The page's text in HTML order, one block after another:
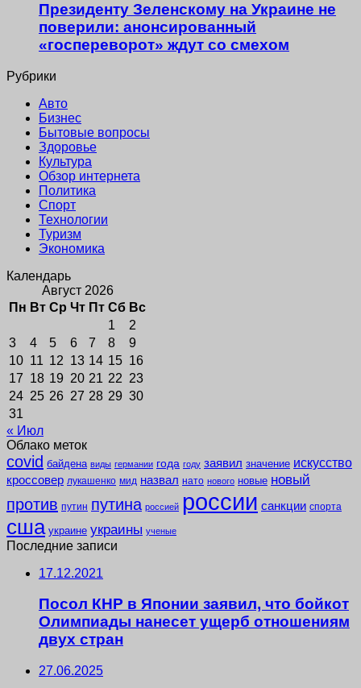
Президенту Зеленскому на Украине не
поверили: анонсированный
«госпереворот» ждут со смехом
Рубрики
Авто
Бизнес
Бытовые вопросы
Здоровье
Культура
Обзор интернета
Политика
Спорт
Технологии
Туризм
Экономика
Календарь
Август 2026
Пн Вт Ср Чт Пт Сб Вс
1
2
3
4 5 6 7 8
9
10 11 12 13 14 15 16
17 18 19 20 21 22 23
24 25 26 27 28 29 30
31
« Июл
Облако меток
covid байдена виды германии года году заявил значение искусство
кроссовер лукашенко мид назвал нато нового новые новый
против путин путина россией россии санкции спорта
сша украине украины ученые
Последние записи
17.12.2021
Посол КНР в Японии заявил, что бойкот
Олимпиады нанесет ущерб отношениям
двух стран
27.06.2025